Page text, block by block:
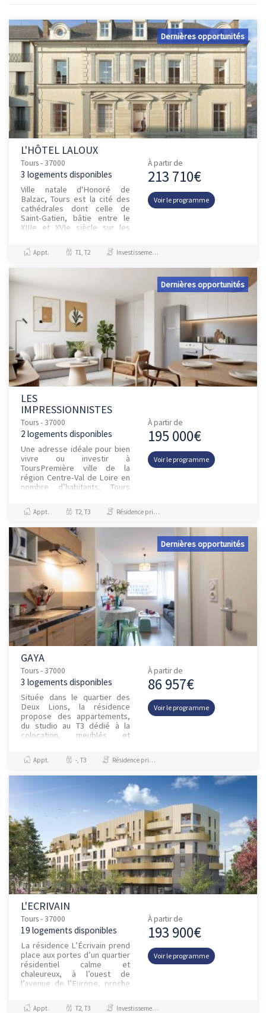
Dernières opportunités
L'HÔTEL LALOUX
Tours - 37000
3 logements disponibles
Ville natale d'Honoré de
Balzac, Tours est la cité des
cathédrales dont celle de
Saint-Gatien, bâtie entre le
XIIIe et XVIe siècle sur les
À partir de
213 710€
Voir le programme
Appt. T1, T2 Investissement et Défiscalisation
Dernières opportunités
LES
IMPRESSIONNISTES
Tours - 37000
2 logements disponibles
Une adresse idéale pour bien
vivre ou investir à
ToursPremière ville de la
région Centre-Val de Loire en
nombre d’habitants, Tours
placement immobilier. Avec...
À partir de
195 000€
Voir le programme
Appt. T2, T3 Résidence principale / PTZ
Dernières opportunités
GAYA
Tours - 37000
3 logements disponibles
Située dans le quartier des
Deux Lions, la résidence
propose des appartements,
du studio au T3 dédié à la
colocation, meublés et
propose également des
espaces communs c...
À partir de
86 957€
Voir le programme
Appt. -, T3 Résidence principale / PTZ, Investissement et Défiscalisation
L'ECRIVAIN
Tours - 37000
19 logements disponibles
La résidence L’Écrivain prend
place aux portes d’un quartier
résidentiel calme et
chaleureux, à l’ouest de
l’avenue de l’Europe, proche
secteur bénéficie d’uncad...
À partir de
193 900€
Voir le programme
Appt. T2, T3 Investissement et Défiscalisation